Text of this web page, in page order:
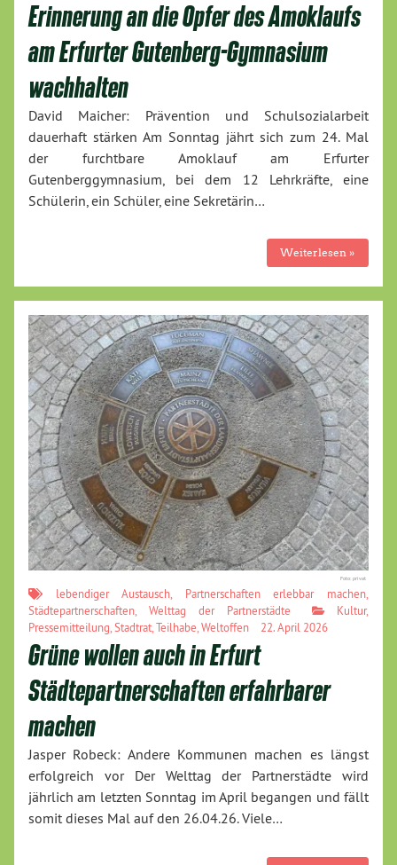
Erinnerung an die Opfer des Amoklaufs
am Erfurter Gutenberg-Gymnasium
wachhalten
David Maicher: Prävention und Schulsozialarbeit
dauerhaft stärken Am Sonntag jährt sich zum 24. Mal
der furchtbare Amoklauf am Erfurter
Gutenberggymnasium, bei dem 12 Lehrkräfte, eine
Schülerin, ein Schüler, eine Sekretärin…
Weiterlesen »
Foto: privat
lebendiger Austausch, Partnerschaften erlebbar machen,
Städtepartnerschaften, Welttag der Partnerstädte Kultur,
Pressemitteilung,Stadtrat,Teilhabe,Weltoffen 22. April 2026
Grüne wollen auch in Erfurt
Städtepartnerschaften erfahrbarer
machen
Jasper Robeck: Andere Kommunen machen es längst
erfolgreich vor Der Welttag der Partnerstädte wird
jährlich am letzten Sonntag im April begangen und fällt
somit dieses Mal auf den 26.04.26. Viele…